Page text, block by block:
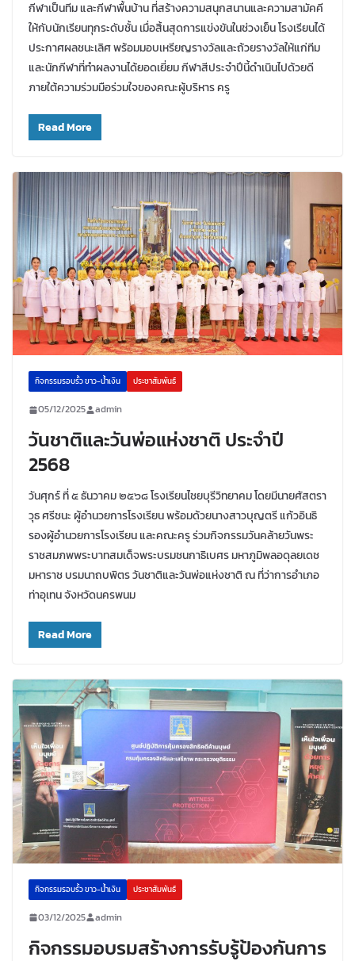
กีฬาเป็นทีม และกีฬาพื้นบ้าน ที่สร้างความสนุกสนานและความสามัคคี
ให้กับนักเรียนทุกระดับชั้น เมื่อสิ้นสุดการแข่งขันในช่วงเย็น โรงเรียนได้
ประกาศผลชนะเลิศ พร้อมมอบเหรียญรางวัลและถ้วยรางวัลให้แก่ทีม
และนักกีฬาที่ทำผลงานได้ยอดเยี่ยม กีฬาสีประจำปีนี้ดำเนินไปด้วยดี
ภายใต้ความร่วมมือร่วมใจของคณะผู้บริหาร ครู
Read More
กิจกรรมรอบรั้ว ขาว-น้ำเงิน ประชาสัมพันธ์
05/12/2025 admin
วันชาติและวันพ่อแห่งชาติ ประจำปี
2568
วันศุกร์ ที่ ๕ ธันวาคม ๒๕๖๘ โรงเรียนไชยบุรีวิทยาคม โดยมีนายศัสตรา
วุธ ศรีชนะ ผู้อำนวยการโรงเรียน พร้อมด้วยนางสาวบุญตรี แก้วอินธิ
รองผู้อำนวยการโรงเรียน และคณะครู ร่วมกิจกรรมวันคล้ายวันพระ
ราชสมภพพระบาทสมเด็จพระบรมชนกาธิเบศร มหาภูมิพลอดุลยเดช
มหาราช บรมนาถบพิตร วันชาติและวันพ่อแห่งชาติ ณ ที่ว่าการอำเภอ
ท่าอุเทน จังหวัดนครพนม
Read More
กิจกรรมรอบรั้ว ขาว-น้ำเงิน ประชาสัมพันธ์
03/12/2025 admin
กิจกรรมอบรมสร้างการรับรู้ป้องกันการ